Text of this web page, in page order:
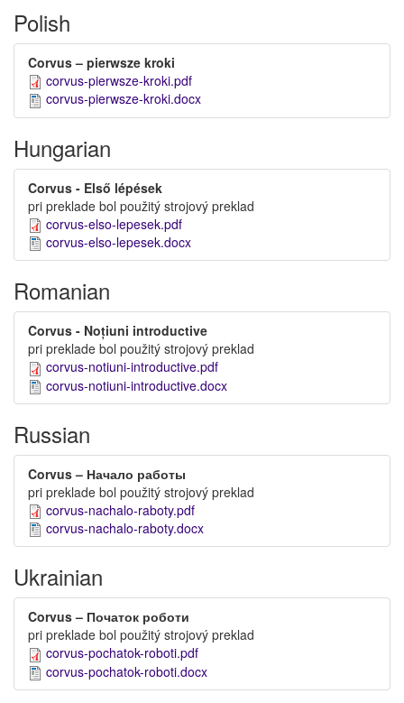
Polish
Corvus – pierwsze kroki
corvus-pierwsze-kroki.pdf
corvus-pierwsze-kroki.docx
Hungarian
Corvus - Első lépések
pri preklade bol použitý strojový preklad
corvus-elso-lepesek.pdf
corvus-elso-lepesek.docx
Romanian
Corvus - Noțiuni introductive
pri preklade bol použitý strojový preklad
corvus-notiuni-introductive.pdf
corvus-notiuni-introductive.docx
Russian
Corvus – Начало работы
pri preklade bol použitý strojový preklad
corvus-nachalo-raboty.pdf
corvus-nachalo-raboty.docx
Ukrainian
Corvus – Початок роботи
pri preklade bol použitý strojový preklad
corvus-pochatok-roboti.pdf
corvus-pochatok-roboti.docx